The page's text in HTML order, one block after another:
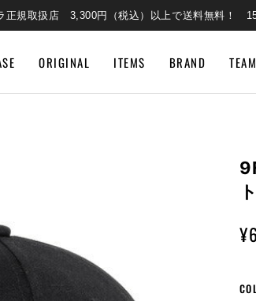
正規取扱店 3,300円（税込）以上で送料無料！
ORIGINAL ITEMS BRAND TEAM